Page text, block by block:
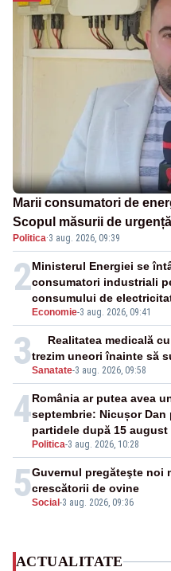
Marii consumatori de
Scopul măsurii de urgență
Politica·3 aug. 2026, 09:39
2
Economie-3 aug. 2026, 09:41
Ministerul Energiei se
consumatori industriali
consumului de
3Sanatate-3 aug. 2026, 09:58
Realitatea medicală
trezim uneori înainte să
4
Politica-3 aug. 2026, 10:28
România ar putea avea
septembrie: Nicușor
partidele după 15 august
5Social -3 aug. 2026, 09:36
Guvernul pregăteşte noi
crescătorii de ovine
ACTUALITATE